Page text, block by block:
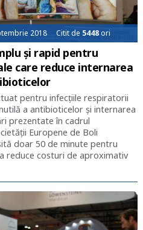
2018 Citit de 5448ori
și rapid pentru
care reduce internarea
pentru infecțiile respiratorii
a antibioticelor și internarea
prezentate în cadrul
Europene de Boli
doar 50 de minute pentru
reduce costuri de aproximativ